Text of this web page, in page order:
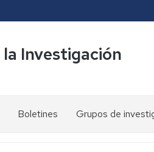
Investigación
Boletines Grupos de